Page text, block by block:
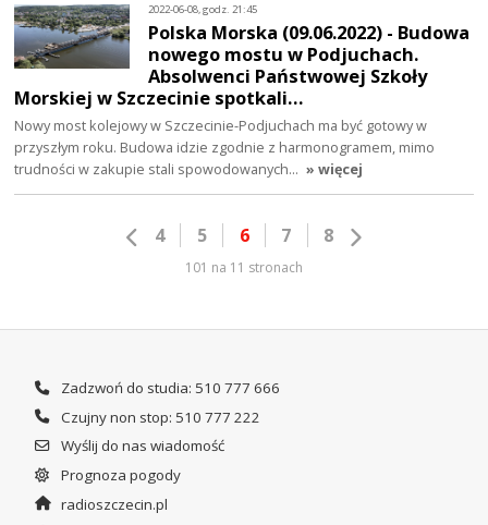
2022-06-08, godz. 21:45
Polska Morska (09.06.2022) - Budowa
nowego mostu w Podjuchach.
Absolwenci Państwowej Szkoły
Morskiej w Szczecinie spotkali…
Nowy most kolejowy w Szczecinie-Podjuchach ma być gotowy w
przyszłym roku. Budowa idzie zgodnie z harmonogramem, mimo
trudności w zakupie stali spowodowanych… » więcej
4 5 6 7 8
101 na 11 stronach
Zadzwoń do studia: 510 777 666
Czujny non stop: 510 777 222
Wyślij do nas wiadomość
Prognoza pogody
radioszczecin.pl